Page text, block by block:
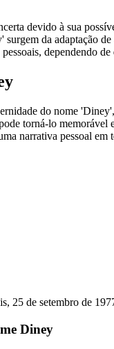
devido à sua
da adaptação
dependendo
do nome
torná-lo
narrativa pessoal em
25 de setembro de
Diney